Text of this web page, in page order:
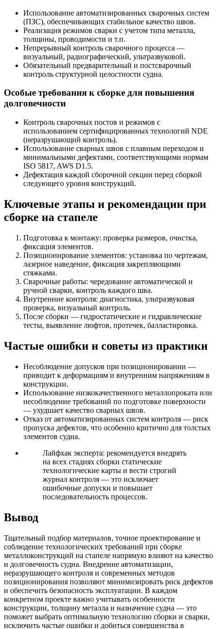
Использование автоматизированных сварочных систем
(ПЗС), обеспечивающих стабильное качество швов.
Реализация режимов сварки с учетом типа металла,
толщины, проводимости и т.п.
Непрерывный контроль сварочного процесса —
визуальный, радиографический, ультразвуковой.
Обязательный предварительный и постсварочный
контроль структурной целостности судна.
Особые требования к сборке для повышения
долговечности
Контроль сварочных постов и режимов с
использованием сертифицированных технологий NDE
(неразрушающий контроль).
Использование сварных швов с плавным переходом и
минимальными дефектами, соответствующими нормам
ISO 5817, AWS D1.5.
Дефектация каждой сборочной секции перед сборкой
следующего уровня конструкций.
Ключевые этапы и рекомендации при
сборке на стапеле
Подготовка к монтажу: проверка размеров, очистка,
фиксация элементов.
Позиционирование элементов: установка по чертежам,
лазерное наведение, фиксация закрепляющими
стяжками.
Сварочные работы: чередование автоматической и
ручной сварки, контроль каждого шва.
Внутренние контроля: диагностика, ультразвуковая
проверка, визуальный контроль.
После сборки — гидростатические и гидравлические
тесты, выявление люфтов, протечек, балластировка.
Частые ошибки и советы из практики
Несоблюдение допусков при позиционировании —
приводит к деформациям и внутренним напряжениям в
конструкции.
Использование низкокачественного металлопроката или
несоблюдение требований по подготовке поверхности
— ухудшает качество сварных швов.
Отказ от автоматизированных систем контроля — риск
пропуска дефектов, что особенно критично для толстых
элементов судна.
Лайфхак эксперта: рекомендуется внедрять
на всех стадиях сборки статические
технологические карты и вести строгий
журнал контроля — это исключает
ошибочные допуски и повышает
последовательность процессов.
Вывод
Тщательный подбор материалов, точное проектирование и
соблюдение технологических требований при сборке
металлоконструкций на стапеле напрямую влияют на качество
и долговечность судна. Внедрение автоматизации,
неразрушающего контроля и современных методов
позиционирования позволяют минимизировать риск дефектов
и обеспечить безопасность эксплуатации. В каждом
конкретном проекте важно учитывать особенности
конструкции, толщину металла и назначение судна — это
поможет выбрать оптимальную технологию сборки и сварки,
исключить частые ошибки и добиться совершенства в